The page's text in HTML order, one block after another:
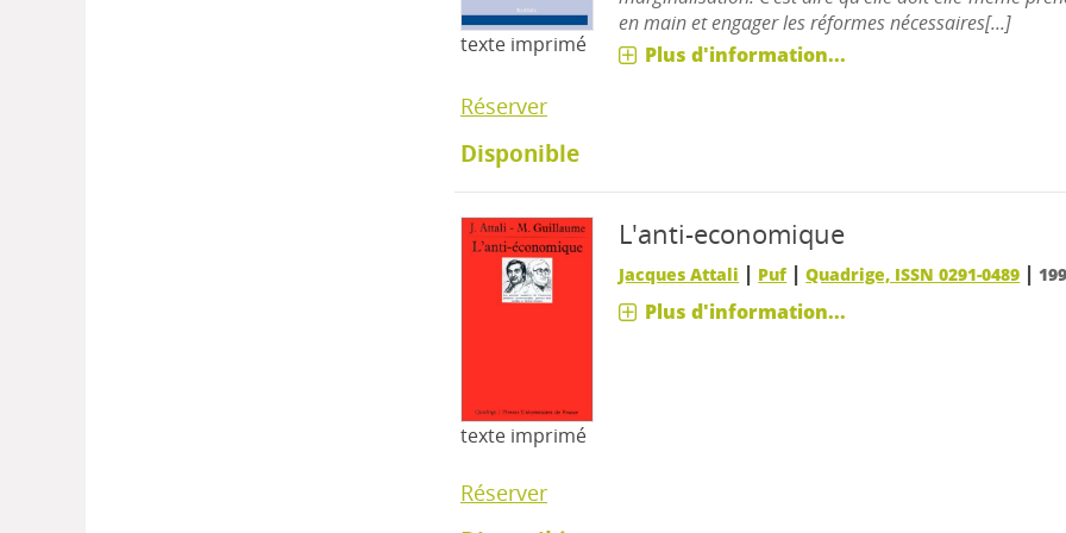
texte imprimé
en main et engager les réformes nécessaires[...]
Plus d'information...
Réserver
Disponible
texte imprimé
L'anti-economique
Jacques Attali | Puf |Quadrige, ISSN 0291-0489 |
Plus d'information...
Réserver